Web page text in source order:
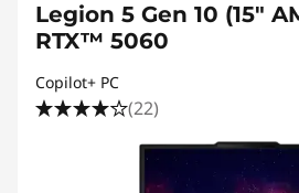
Legion 5 Gen 10 (15"
RTX™ 5060
Copilot+ PC
(22)